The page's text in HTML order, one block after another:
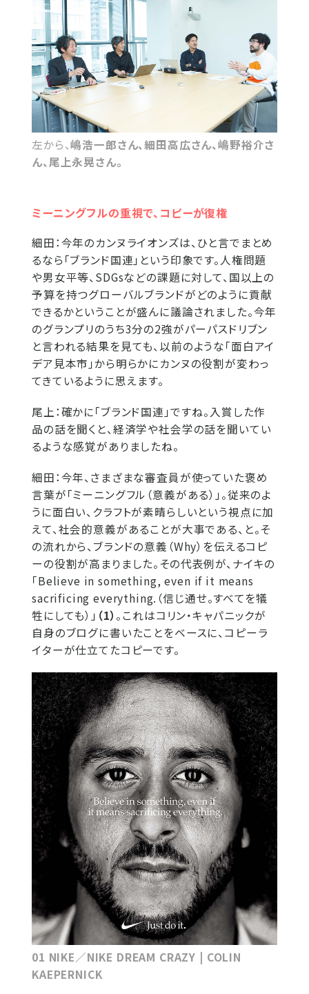
左から、嶋浩一郎さん、細田高広さん、嶋野裕介さ
ん、尾上永晃さん。
ミーニングフルの重視で、コピーが復権
細田：今年のカンヌライオンズは、ひと言でまとめ
るなら「ブランド国連」という印象です。人権問題
や男女平等、SDGsなどの課題に対して、国以上の
予算を持つグローバルブランドがどのように貢献
できるかということが盛んに議論されました。今年
のグランプリのうち3分の2強がパーパスドリブン
と言われる結果を見ても、以前のような「面白アイ
デア見本市」から明らかにカンヌの役割が変わっ
てきているように思えます。
尾上：確かに「ブランド国連」ですね。入賞した作
品の話を聞くと、経済学や社会学の話を聞いてい
るような感覚がありましたね。
細田：今年、さまざまな審査員が使っていた褒め
言葉が「ミーニングフル（意義がある）」。従来のよ
うに面白い、クラフトが素晴らしいという視点に加
えて、社会的意義があることが大事である、と。そ
の流れから、ブランドの意義（Why）を伝えるコピ
ーの役割が高まりました。その代表例が、ナイキの
「Believe in something, even if it means
sacrificing everything.（信じ通せ。すべてを犠
牲にしても）」 （1） 。これはコリン・キャパニックが
自身のブログに書いたことをベースに、コピーラ
イターが仕立てたコピーです。
01 NIKE／NIKE DREAM CRAZY | COLIN
KAEPERNICK